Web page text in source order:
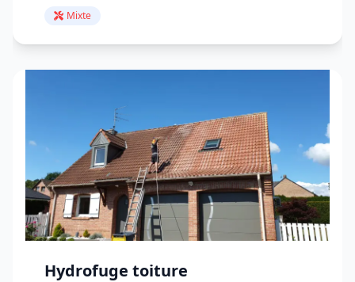
Mixte
Hydrofuge toiture